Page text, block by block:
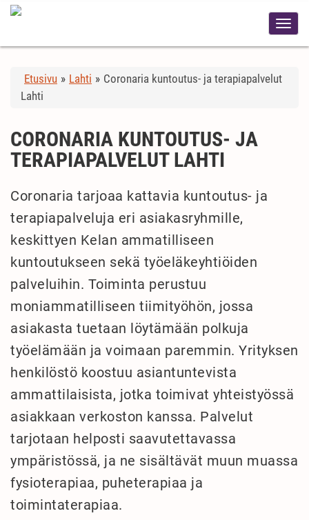
Etusivu » Lahti » Coronaria kuntoutus- ja terapiapalvelut
Lahti
CORONARIA KUNTOUTUS- JA
TERAPIAPALVELUT LAHTI
Coronaria tarjoaa kattavia kuntoutus- ja
terapiapalveluja eri asiakasryhmille,
keskittyen Kelan ammatilliseen
kuntoutukseen sekä työeläkeyhtiöiden
palveluihin. Toiminta perustuu
moniammatilliseen tiimityöhön, jossa
asiakasta tuetaan löytämään polkuja
työelämään ja voimaan paremmin. Yrityksen
henkilöstö koostuu asiantuntevista
ammattilaisista, jotka toimivat yhteistyössä
asiakkaan verkoston kanssa. Palvelut
tarjotaan helposti saavutettavassa
ympäristössä, ja ne sisältävät muun muassa
fysioterapiaa, puheterapiaa ja
toimintaterapiaa.